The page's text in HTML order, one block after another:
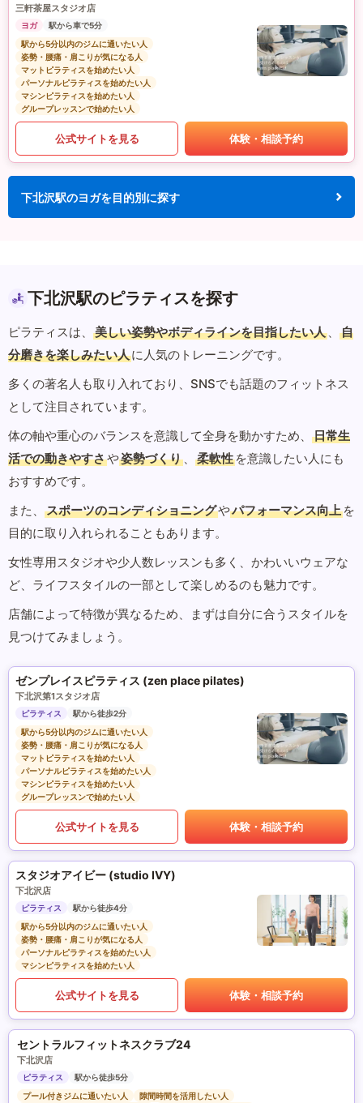
三軒茶屋スタジオ店
ヨガ
駅から車で5分
駅から5分以内のジムに通いたい人
姿勢・腰痛・肩こりが気になる人
マットピラティスを始めたい人
パーソナルピラティスを始めたい人
マシンピラティスを始めたい人
グループレッスンで始めたい人
公式サイトを見る 体験・相談予約
下北沢駅のヨガを目的別に探す
下北沢駅のピラティスを探す
ピラティスは、 美しい姿勢やボディラインを目指したい人 、
自
分磨きを楽しみたい人に人気のトレーニングです。
多くの著名人も取り入れており、SNSでも話題のフィットネス
として注目されています。
体の軸や重心のバランスを意識して全身を動かすため、
日常生
活での動きやすさや姿勢づくり 、 柔軟性 を意識したい人にも
おすすめです。
また、
スポーツのコンディショニングやパフォーマンス向上 を
目的に取り入れられることもあります。
女性専用スタジオや少人数レッスンも多く、かわいいウェアな
ど、ライフスタイルの一部として楽しめるのも魅力です。
店舗によって特徴が異なるため、まずは自分に合うスタイルを
見つけてみましょう。
ゼンプレイスピラティス (zen place pilates)
下北沢第1スタジオ店
ピラティス
駅から徒歩2分
駅から5分以内のジムに通いたい人
姿勢・腰痛・肩こりが気になる人
マットピラティスを始めたい人
パーソナルピラティスを始めたい人
マシンピラティスを始めたい人
グループレッスンで始めたい人
公式サイトを見る 体験・相談予約
スタジオアイビー (studio IVY)
下北沢店
ピラティス
駅から徒歩4分
駅から5分以内のジムに通いたい人
姿勢・腰痛・肩こりが気になる人
パーソナルピラティスを始めたい人
マシンピラティスを始めたい人
公式サイトを見る 体験・相談予約
セントラルフィットネスクラブ24
下北沢店
ピラティス
駅から徒歩5分
プール付きジムに通いたい人
隙間時間を活用したい人